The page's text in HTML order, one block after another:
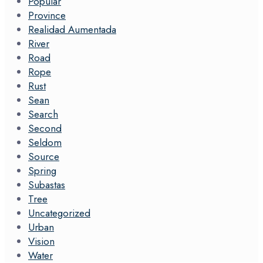
Province
Realidad Aumentada
River
Road
Rope
Rust
Sean
Search
Second
Seldom
Source
Spring
Subastas
Tree
Uncategorized
Urban
Vision
Water